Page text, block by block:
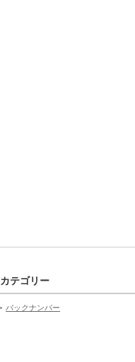
カテゴリー
バックナンバー